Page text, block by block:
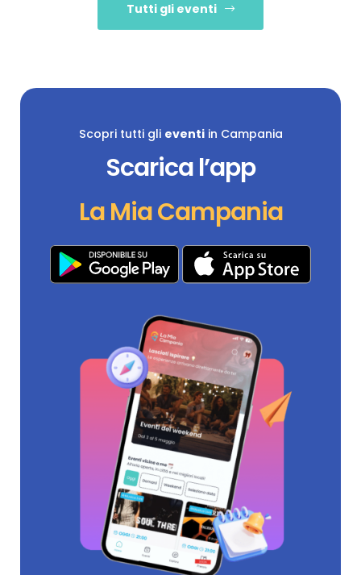
Tutti gli eventi
Scopri tutti gli eventiin Campania
Scarica l’app
La Mia Campania